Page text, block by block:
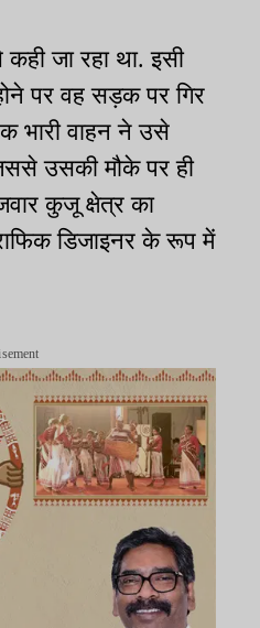
जा रहा था. इसी
पर वह सड़क पर गिर
भारी वाहन ने उसे
उसकी मौके पर ही
कुजू क्षेत्र का
डिजाइनर के रूप में